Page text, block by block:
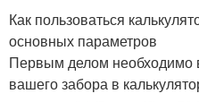
Как пользоваться
основных параметров
Первым делом необходимо
вашего забора в